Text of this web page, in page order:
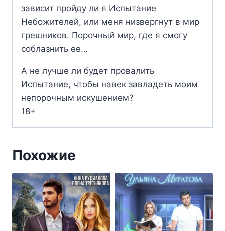
зависит пройду ли я Испытание
Небожителей, или меня низвергнут в мир
грешников. Порочный мир, где я смогу
соблазнить ее…
А не лучше ли будет провалить
Испытание, чтобы навек завладеть моим
непорочным искушением?
18+
Похожие